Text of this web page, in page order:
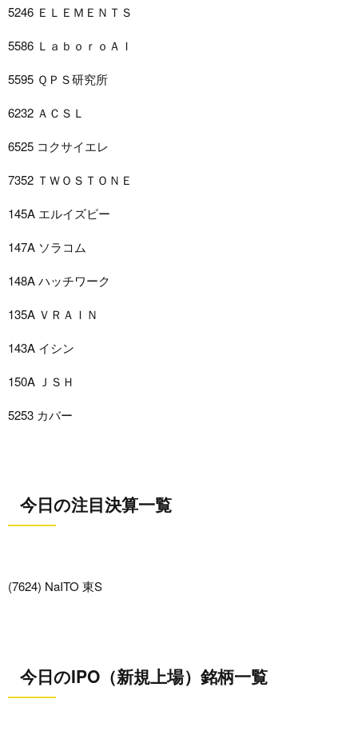
5246 ＥＬＥＭＥＮＴＳ
5586 ＬａｂｏｒｏＡＩ
5595 ＱＰＳ研究所
6232 ＡＣＳＬ
6525 コクサイエレ
7352 ＴＷＯＳＴＯＮＥ
145A エルイズビー
147A ソラコム
148A ハッチワーク
135A ＶＲＡＩＮ
143A イシン
150A ＪＳＨ
5253 カバー
今日の注目決算一覧
(7624) NaITO 東S
今日のIPO（新規上場）銘柄一覧